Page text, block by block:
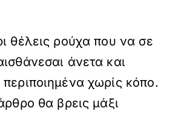
θέλεις ρούχα που να σε
άνετα και
χωρίς κόπο.
θα βρεις μάξι